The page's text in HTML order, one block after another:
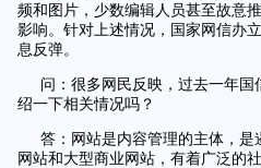
频和图片，少数编辑人员甚至故意
影响。针对上述情况，国家网信办
息反弹。
问：很多网民反映，过去一年
绍一下相关情况吗？
答：网站是内容管理的主体，
网站和大型商业网站，有着广泛的